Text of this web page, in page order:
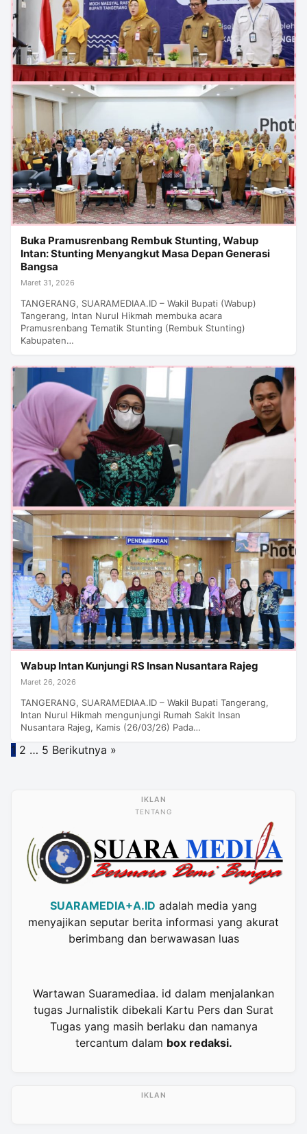
Buka Pramusrenbang Rembuk Stunting, Wabup
Intan: Stunting Menyangkut Masa Depan Generasi
Bangsa
Maret 31, 2026
TANGERANG, SUARAMEDIAA.ID – Wakil Bupati (Wabup)
Tangerang, Intan Nurul Hikmah membuka acara
Pramusrenbang Tematik Stunting (Rembuk Stunting)
Kabupaten…
Wabup Intan Kunjungi RS Insan Nusantara Rajeg
Maret 26, 2026
TANGERANG, SUARAMEDIAA.ID – Wakil Bupati Tangerang,
Intan Nurul Hikmah mengunjungi Rumah Sakit Insan
Nusantara Rajeg, Kamis (26/03/26) Pada…
Paginasi
1 2 … 5 Berikutnya »
TENTANG
SUARAMEDIA+A.ID adalah media yang
menyajikan seputar berita informasi yang akurat
berimbang dan berwawasan luas
Wartawan Suaramediaa. id dalam menjalankan
tugas Jurnalistik dibekali Kartu Pers dan Surat
Tugas yang masih berlaku dan namanya
tercantum dalam box redaksi.